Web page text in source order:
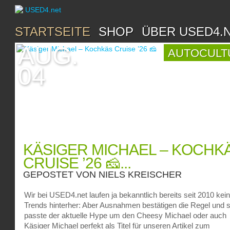
STARTSEITE SHOP ÜBER
AUG.
04
KÄSIGER MICHAEL –
CRUISE ’26 🧀...
GEPOSTET VON NIELS KREISCHER
Wir bei USED4.net laufen ja bekanntlich bereits seit 2010
Trends hinterher: Aber Ausnahmen bestätigen die Regel und
passte der aktuelle Hype um den Cheesy Michael oder auch
Käsiger Michael perfekt als Titel für unseren Artikel zum